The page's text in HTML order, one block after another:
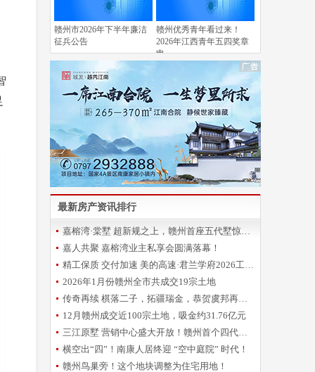
赣州市2026年下半年廉洁
征兵公告
赣州优秀青年看过来！
2026年江西青年五四奖章
申
最新房产资讯排行
嘉榕湾·棠墅 超新规之上，赣州首座五代墅惊艳登场
嘉人共聚 嘉榕湾业主私享会圆满落幕！
精工保质 交付加速 美的高速·君兰学府2026工程誓师大会圆满举办
2026年1月份赣州全市共成交19宗土地
传奇再续 棋落二子，拓疆瑞金，恭贺虞邦再摘新地！
12月赣州成交近100宗土地，吸金约31.76亿元
三江原墅 营销中心盛大开放！赣州首个四代洋房倾城亮相
横空出“四”！南康人居终迎 “空中庭院” 时代！
赣州鸟巢旁！这个地块调整为住宅用地！